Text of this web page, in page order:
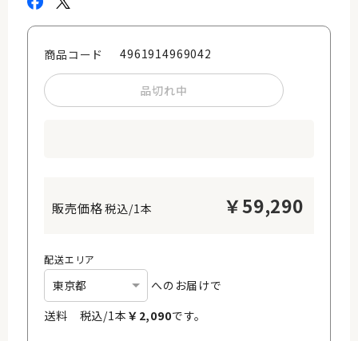
商品コード 4961914969042
品切れ中
税込/1本 ￥59,290
配送エリア
へのお届けで
送料 税込/1本 ￥ 2,090です。